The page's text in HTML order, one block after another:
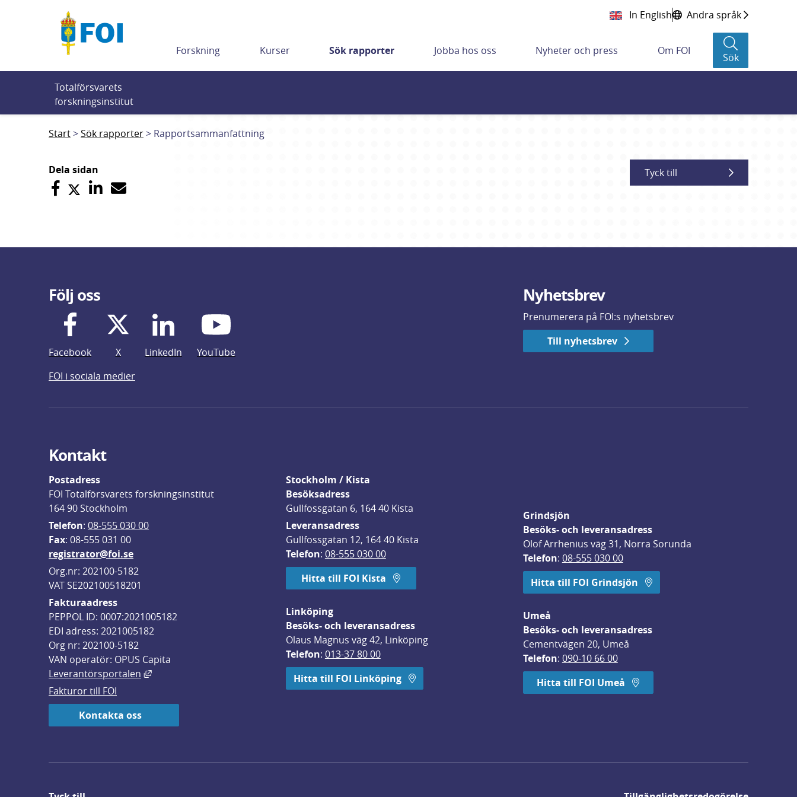
In English Andra språk
Forskning Kurser Sök rapporter Jobba hos oss Nyheter och press Om FOI
Sök
Totalförsvarets
forskningsinstitut
Start Sök rapporter Rapportsammanfattning
Dela sidan Tyck till
Följ oss
Facebook X LinkedIn
YouTube
FOI i sociala medier
Nyhetsbrev
Prenumerera på FOI:s nyhetsbrev
Till nyhetsbrev
Kontakt
Postadress
FOI Totalförsvarets forskningsinstitut
164 90 Stockholm
Telefon: 08-555 030 00
Fax: 08-555 031 00
registrator@foi.se
Org.nr: 202100-5182
VAT SE202100518201
Fakturaadress
PEPPOL ID: 0007:2021005182
EDI adress: 2021005182
Org nr: 202100-5182
VAN operatör: OPUS Capita
Leverantörsportalen
Länk till annan webbplats, öppnas i nytt fönster.
Fakturor till FOI
Kontakta oss
Stockholm / Kista
Besöksadress
Gullfossgatan 6, 164 40 Kista
Leveransadress
Gullfossgatan 12, 164 40 Kista
Telefon: 08-555 030 00
Hitta till FOI Kista
Linköping
Besöks- och leveransadress
Olaus Magnus väg 42, Linköping
Telefon: 013-37 80 00
Hitta till FOI Linköping
Grindsjön
Besöks- och leveransadress
Olof Arrhenius väg 31, Norra Sorunda
Telefon: 08-555 030 00
Hitta till FOI Grindsjön
Umeå
Besöks- och leveransadress
Cementvägen 20, Umeå
Telefon: 090-10 66 00
Hitta till FOI Umeå